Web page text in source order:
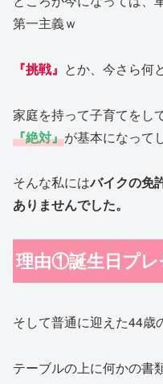
第一主義ｗ
『挑戦』 とか、今さら何
家庭を持って子育てをし
『絶対』が基本になって
そんな私にはバイクの免
ありませんでした。
理由①誕生日プレ
そして普通に迎えた44歳
テーブルの上に何かの書